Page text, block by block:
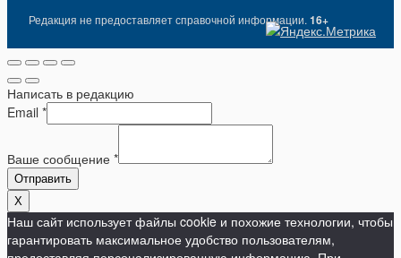
Редакция не предоставляет справочной информации. 16+
Написать в редакцию
Email *
Ваше сообщение *
Отправить
X
Наш сайт использует файлы cookie и похожие технологии, чтобы
гарантировать максимальное удобство пользователям,